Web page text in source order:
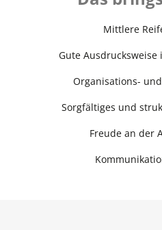
Mittlere
Gute
Organisations-
Sorgfältiges und
Freude an der